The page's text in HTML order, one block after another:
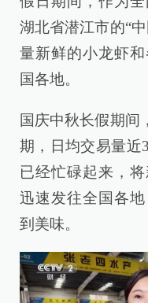
湖北省潜江市的“
量新鲜的小龙虾
国各地。
国庆中秋长假期间
期，日均交易量近
已经忙碌起来，
迅速发往全国各
到美味。